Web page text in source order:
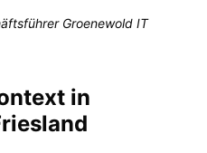
Groenewold IT
in